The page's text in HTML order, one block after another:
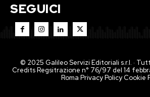
SEGUICI
© 2025 Galileo Servizi Editoriali s.r.l. ·
Credits Regsitrazione n° 76/97 del 14
Roma Privacy PolicyCookie